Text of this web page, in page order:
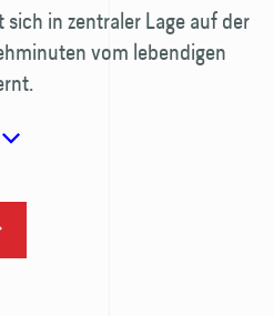
in zentraler Lage auf der
vom lebendigen